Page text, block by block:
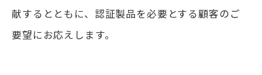
献するとともに、認証製品を必要とする顧客のご
要望にお応えします。